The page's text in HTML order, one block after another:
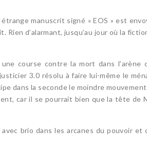
manuscrit signé « EOS » est
d’alarmant, jusqu’au jour où la
course contre la mort dans l’arène
3.0 résolu à faire lui-même le
dans la seconde le moindre
car il se pourrait bien que la tête de
brio dans les arcanes du pouvoir et